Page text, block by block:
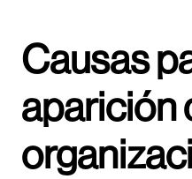
Causas
aparición